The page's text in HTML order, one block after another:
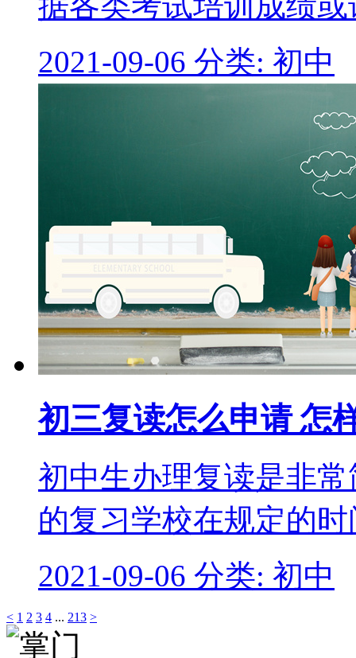
2021-09-06 分类: 初中
初三复读怎么申请 怎
初中生办理复读是非
的复习学校在规定的
2021-09-06 分类: 初中
< 1 2 3 4 ... 213 >